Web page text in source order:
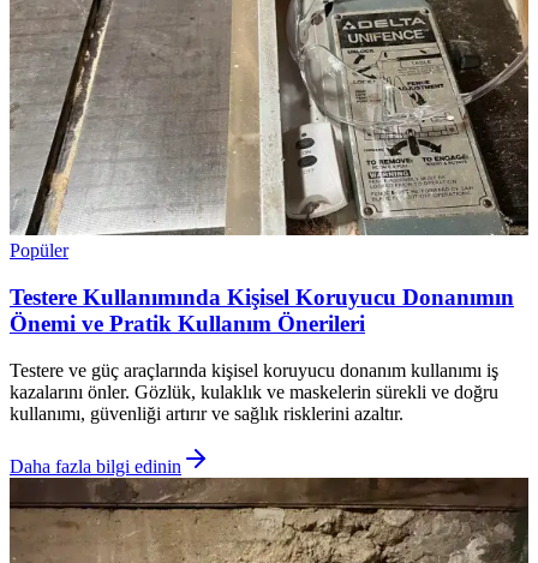
Popüler
Testere Kullanımında Kişisel Koruyucu Donanımın
Önemi ve Pratik Kullanım Önerileri
Testere ve güç araçlarında kişisel koruyucu donanım kullanımı iş
kazalarını önler. Gözlük, kulaklık ve maskelerin sürekli ve doğru
kullanımı, güvenliği artırır ve sağlık risklerini azaltır.
Daha fazla bilgi edinin